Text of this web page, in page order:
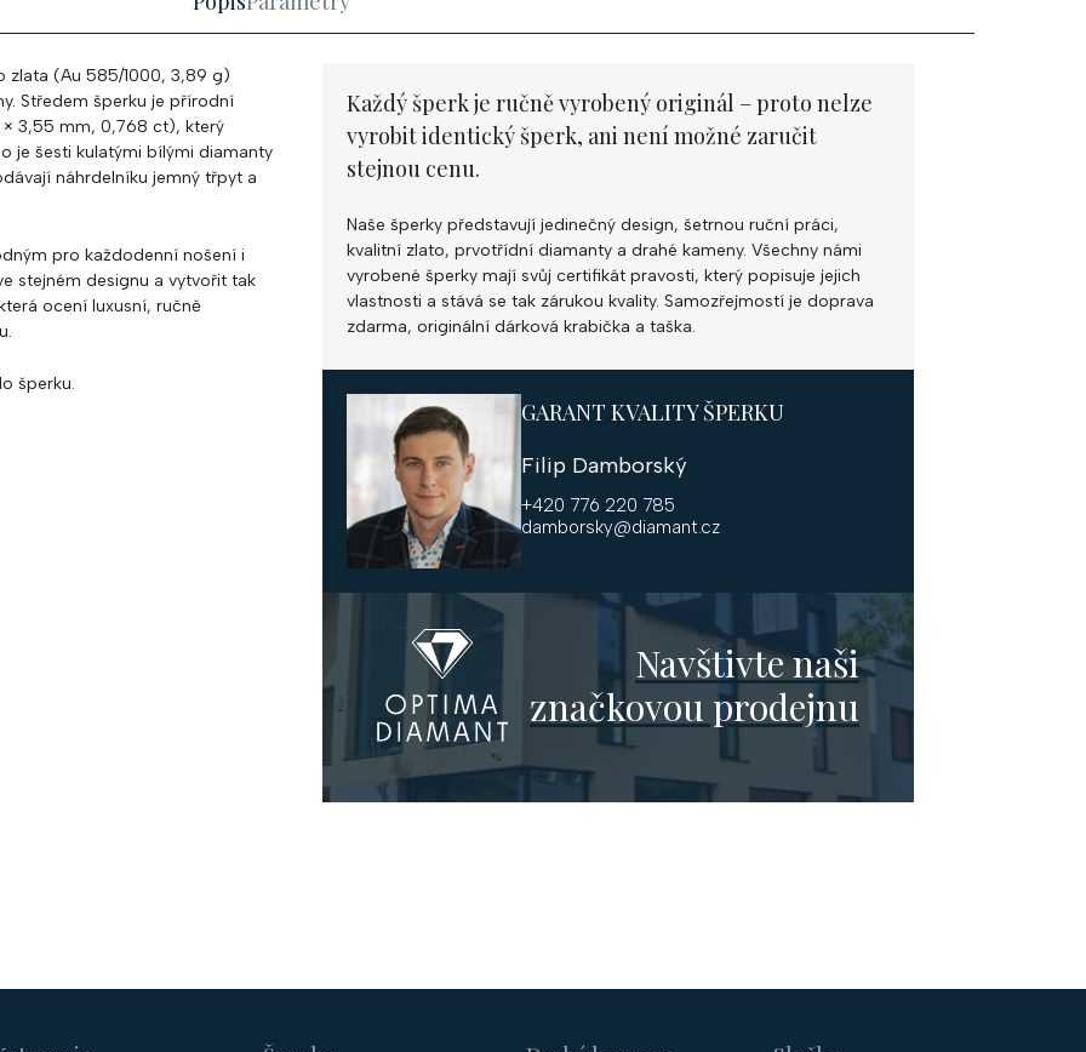
zlata (Au 585/1000, 3,89 g)
Středem šperku je přírodní
× 3,55 mm, 0,768 ct), který
je šesti kulatými bílými diamanty
náhrdelníku jemný třpyt a
pro každodenní nošení i
stejném designu a vytvořit tak
ocení luxusní, ručně
šperku.
Každý šperk je ručně vyrobený originál – proto nelze
vyrobit identický šperk, ani není možné zaručit
stejnou cenu.
Naše šperky představují jedinečný design, šetrnou ruční práci,
kvalitní zlato, prvotřídní diamanty a drahé kameny. Všechny námi
vyrobené šperky mají svůj certifikát pravosti, který popisuje jejich
vlastnosti a stává se tak zárukou kvality. Samozřejmostí je doprava
zdarma, originální dárková krabička a taška.
GARANT KVALITY ŠPERKU
Filip Damborský
+420 776 220 785
damborsky@diamant.cz
Navštivte naši
značkovou prodejnu